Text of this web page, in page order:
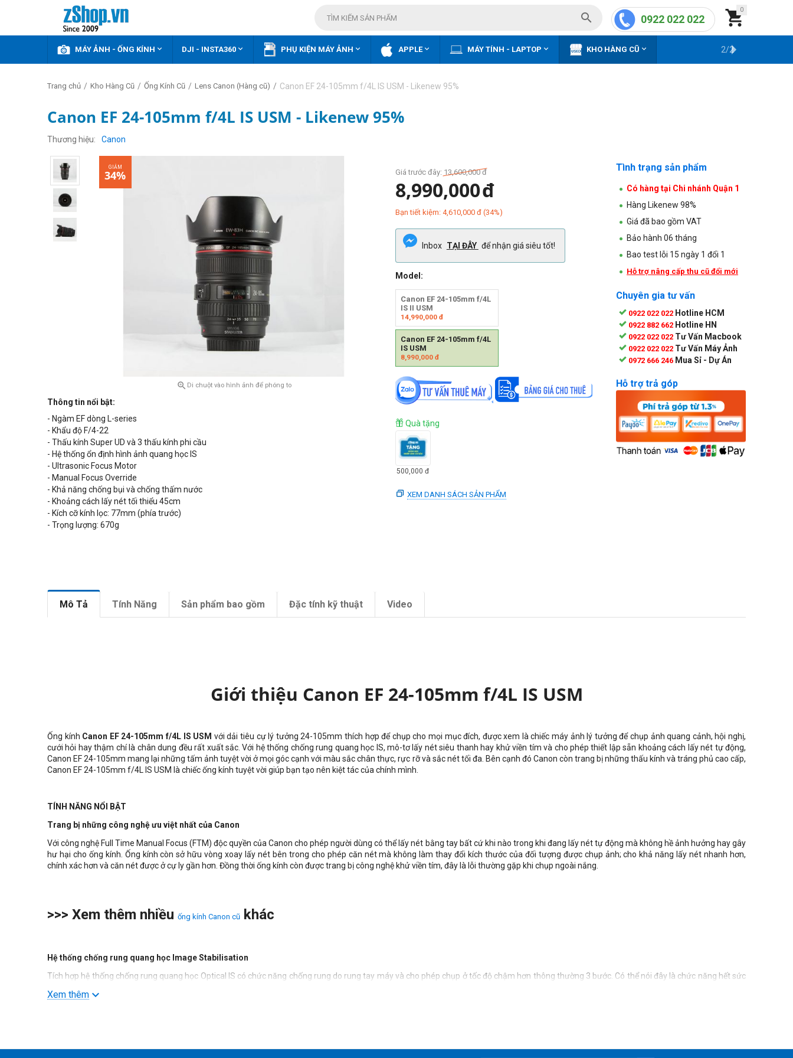
0

0922 022 022

KHUYẾN MÃI
MÁY ẢNH - ỐNG KÍNH  DJI - INSTA360  PHỤ KIỆN MÁY ẢNH  APPLE MÁY TÍNH - LAPTOP  KHO HÀNG CŨ  2/2
Trang chủ / Kho Hàng Cũ / Ống Kính Cũ / Lens Canon (Hàng cũ) / Canon EF 24-105mm f/4L IS USM - Likenew 95%
Canon EF 24-105mm f/4L IS USM - Likenew 95%
Thương hiệu Canon
34%
 Di chuột vào hình ảnh để phóng to
Thông tin nổi bật:
- Ngàm EF dòng L-series
- Khẩu độ F/4-22
- Thấu kính Super UD và 3 thấu kính phi cầu
- Hệ thống ổn định hình ảnh quang học IS
- Ultrasonic Focus Motor
- Manual Focus Override
- Khả năng chống bụi và chống thấm nước
- Khoảng cách lấy nét tối thiểu 45cm
- Kích cỡ kính lọc: 77mm (phía trước)
- Trọng lượng: 670g
Giá trước đây: 13,600,000 đ
8,990,000đ
Bạn tiết kiệm: 4,610,000đ(34%)
Inbox TẠI ĐÂY để nhận giá siêu tốt!
Model:
Canon EF 24-105mm f/4L
IS II USM
14,990,000đ
Canon EF 24-105mm f/4L
IS USM
8,990,000đ
Quà tặng
500,000 đ
XEM DANH SÁCH SẢN PHẨM
Tình trạng sản phẩm
Có hàng tại Chi nhánh Quận 1
Hàng Likenew 98%
Giá đã bao gồm VAT
Bảo hành 06 tháng
Bao test lỗi 15 ngày 1 đổi 1
Hỗ trợ nâng cấp thu cũ đổi mới
Chuyên gia tư vấn
0922 022 022 Hotline HCM
0922 882 662 Hotline HN
0922 022 022 Tư Vấn Macbook
0922 022 022 Tư Vấn Máy Ảnh
0972 666 246 Mua Sỉ - Dự Án
Hỗ trợ trả góp
Mô Tả Tính Năng Sản phẩm bao gồm Đặc tính kỹ thuật Video
Giới thiệu Canon EF 24-105mm f/4L IS USM
Ống kính Canon EF 24-105mm f/4L IS USM với dải tiêu cự lý tưởng 24-105mm thích hợp để chụp cho mọi mục đích, được xem là chiếc máy ảnh lý tưởng để chụp ảnh quang cảnh, hội nghị,
cưới hỏi hay thậm chí là chân dung đều rất xuất sắc. Với hệ thống chống rung quang học IS, mô-tơ lấy nét siêu thanh hay khử viền tím và cho phép thiết lập sẵn khoảng cách lấy nét tự động,
Canon EF 24-105mm mang lại những tấm ảnh tuyệt vời ở mọi góc cạnh với màu sắc chân thực, rực rỡ và sắc nét tối đa. Bên cạnh đó Canon còn trang bị những thấu kính và tráng phủ cao cấp,
Canon EF 24-105mm f/4L IS USM là chiếc ống kính tuyệt vời giúp bạn tạo nên kiệt tác của chính mình.
TÍNH NĂNG NỔI BẬT
Trang bị những công nghệ ưu việt nhất của Canon
Với công nghệ Full Time Manual Focus (FTM) độc quyền của Canon cho phép người dùng có thể lấy nét bằng tay bất cứ khi nào trong khi đang lấy nét tự động mà không hề ảnh hưởng hay gây
hư hại cho ống kính. Ống kính còn sở hữu vòng xoay lấy nét bên trong cho phép căn nét mà không làm thay đổi kích thước của đối tượng được chụp ảnh; cho khả năng lấy nét nhanh hơn,
chính xác hơn và căn nét được ở cự ly gần hơn. Đồng thời ống kính còn được trang bị công nghệ khử viền tím, đây là lỗi thường gặp khi chụp ngoài nắng.
>>> Xem thêm nhiều ống kính Canon cũ khác
Hệ thống chống rung quang học Image Stabilisation
Tích hợp hệ thống chống rung quang học Optical IS có chức năng chống rung do rung tay máy và cho phép chụp ở tốc độ chậm hơn thông thường 3 bước. Có thể nói đây là chức năng hết sức
Xem thêm